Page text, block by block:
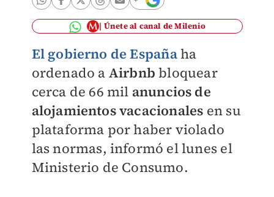
Únete al canal de Milenio
El gobierno de Españaha
ordenado a Airbnb bloquear
cerca de 66 mil anuncios de
alojamientos vacacionales en su
plataforma por haber violado
las normas, informó el lunes el
Ministerio de Consumo.